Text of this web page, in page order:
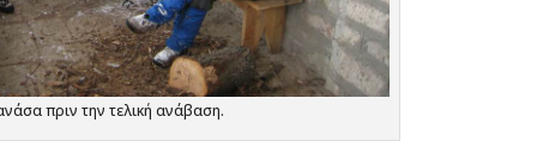
πριν την τελική ανάβαση.